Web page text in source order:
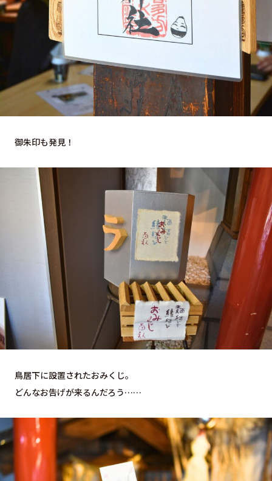
御朱印も発見！
鳥居下に設置されたおみくじ。
どんなお告げが来るんだろう……